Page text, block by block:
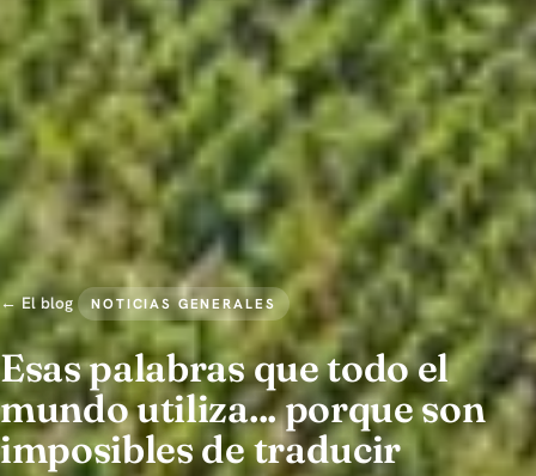
← El blog NOTICIAS GENERALES
Esas palabras que todo el
mundo utiliza... porque son
imposibles de traducir